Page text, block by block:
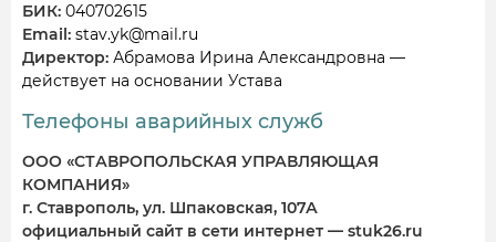
БИК: 040702615
Email: stav.yk@mail.ru
Директор: Абрамова Ирина Александровна —
действует на основании Устава
Телефоны аварийных служб
ООО «СТАВРОПОЛЬСКАЯ УПРАВЛЯЮЩАЯ
КОМПАНИЯ»
г. Ставрополь, ул. Шпаковская, 107А
официальный сайт в сети интернет — stuk26.ru